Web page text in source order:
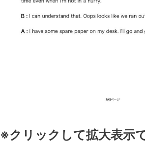
※クリックして拡大表示